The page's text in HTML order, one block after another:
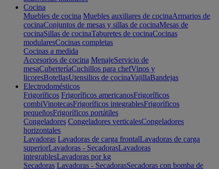
Cocina
Muebles de cocina Muebles auxiliares de cocinaArmarios de
cocinaConjuntos de mesas y sillas de cocinaMesas de
cocinaSillas de cocinaTaburetes de cocinaCocinas
modularesCocinas completas
Cocinas a medida
Accesorios de cocina MenajeServicio de
mesaCuberteríaCuchillos para chefVinos y
licoresBotellasUtensilios de cocinaVajillaBandejas
Electrodomésticos
Frigoríficos Frigoríficos americanosFrigoríficos
combiVinotecasFrigoríficos integrablesFrigoríficos
pequeñosFrigoríficos portátiles
Congeladores Congeladores verticalesCongeladores
horizontales
Lavadoras Lavadoras de carga frontalLavadoras de carga
superiorLavadoras - SecadorasLavadoras
integrablesLavadoras por kg
Secadoras Lavadoras - SecadorasSecadoras con bomba de